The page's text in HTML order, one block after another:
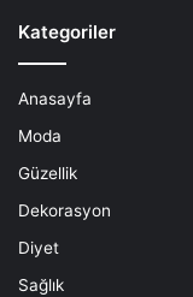
Kategoriler
Anasayfa
Moda
Güzellik
Dekorasyon
Diyet
Sağlık